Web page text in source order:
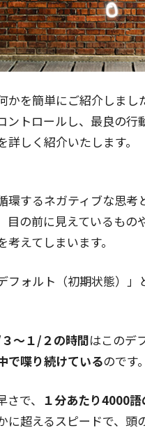
かを簡単にご紹介しま
ントロールし、最良の行
しく紹介いたします。
するネガティブな思考
目の前に見えているも
えてしまいます。
フォルト（初期状態）」
～１/２の時間はこのデ
で喋り続けているのです。
で、 １分あたり4000
超えるスピードで、頭